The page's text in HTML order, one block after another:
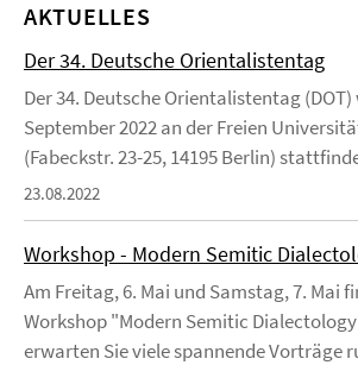
AKTUELLES
Der 34. Deutsche Orientalistentag
Der 34. Deutsche Orientalistentag
September 2022 an der Freien
(Fabeckstr. 23-25, 14195 Berlin)
23.08.2022
Workshop - Modern Semitic
Am Freitag, 6. Mai und Samstag, 7. Mai
Workshop "Modern Semitic
erwarten Sie viele spannende Vorträge